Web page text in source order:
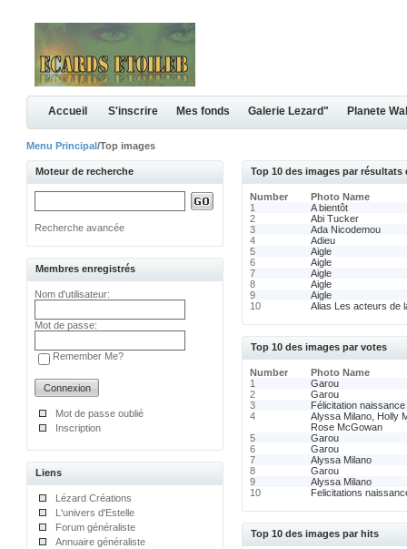
Accueil S'inscrire Mes fonds Galerie Lezard" Planete
Menu Principal/Top images
Moteur de recherche
Recherche avancée
Membres enregistrés
Nom d'utilisateur:
Mot de passe:
Remember Me?
Mot de passe oublié
Inscription
Liens
Lézard Créations
L'univers d'Estelle
Forum généraliste
Annuaire généraliste
Top 10 des images par résultats
Number
Photo Name
1
A bientôt
2
Abi Tucker
3
Ada Nicodemou
4
Adieu
5
Aigle
6
Aigle
7
Aigle
8
Aigle
9
Aigle
10
Alias Les acteurs de
Top 10 des images par votes
Number
Photo Name
1
Garou
2
Garou
3
Félicitation naissance
4
Alyssa Milano, Holly
Rose McGowan
5
Garou
6
Garou
7
Alyssa Milano
8
Garou
9
Alyssa Milano
10
Felicitations
Top 10 des images par hits